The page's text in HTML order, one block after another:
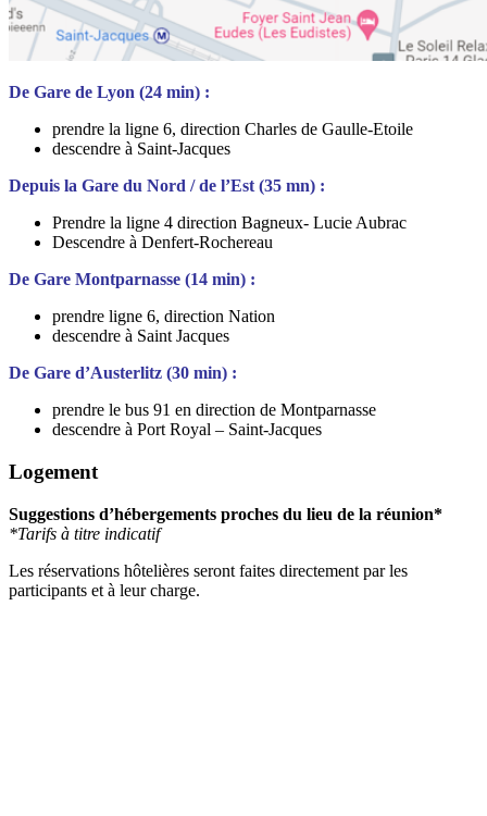
De Gare de Lyon (24 min) :
prendre la ligne 6, direction Charles de Gaulle-Etoile
descendre à Saint-Jacques
Depuis la Gare du Nord / de l’Est (35 mn) :
Prendre la ligne 4 direction Bagneux- Lucie Aubrac
Descendre à Denfert-Rochereau
De Gare Montparnasse (14 min) :
prendre ligne 6, direction Nation
descendre à Saint Jacques
De Gare d’Austerlitz (30 min) :
prendre le bus 91 en direction de Montparnasse
descendre à Port Royal – Saint-Jacques
Logement
Suggestions d’hébergements proches du lieu de la réunion*
*Tarifs à titre indicatif
Les réservations hôtelières seront faites directement par les
participants et à leur charge.